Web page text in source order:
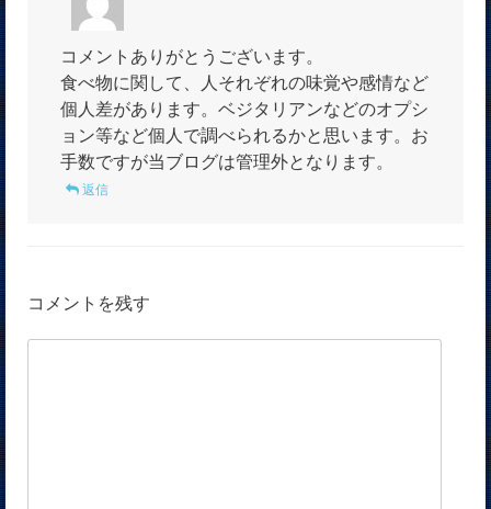
コメントありがとうございます。
食べ物に関して、人それぞれの味覚や感情など
個人差があります。ベジタリアンなどのオプシ
ョン等など個人で調べられるかと思います。お
手数ですが当ブログは管理外となります。
返信
コメントを残す